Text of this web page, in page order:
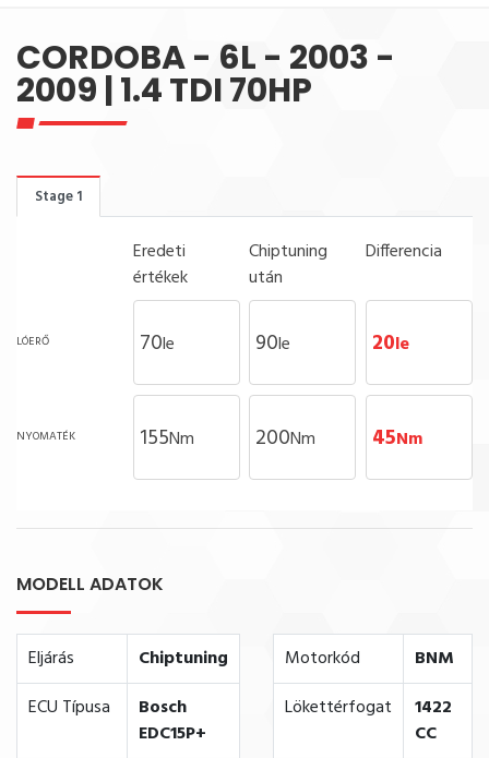
CORDOBA - 6L - 2003 -
2009 | 1.4 TDI 70HP
Stage 1
Eredeti
értékek
Chiptuning
után
Differencia
LÓERŐ 70le 90le 20le
NYOMATÉK 155Nm 200Nm 45Nm
MODELL ADATOK
Eljárás
Chiptuning
ECU Típusa
Bosch
EDC15P+
Motorkód
BNM
Lökettérfogat
1422
CC